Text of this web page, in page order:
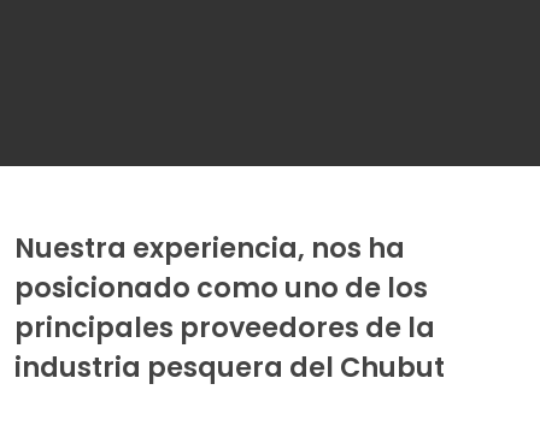
Nuestra experiencia, nos ha
posicionado como uno de los
principales proveedores de la
industria pesquera del Chubut